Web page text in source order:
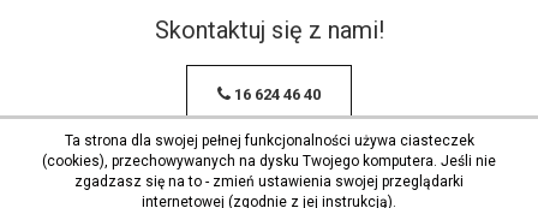
Skontaktuj się z nami!
16 624 46 40
Ta strona dla swojej pełnej funkcjonalności używa ciasteczek
(cookies), przechowywanych na dysku Twojego komputera. Jeśli nie
zgadzasz się na to - zmień ustawienia swojej przeglądarki
internetowej (zgodnie z jej instrukcją).